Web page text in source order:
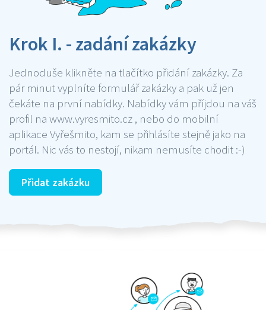
Krok I. - zadání zakázky
Jednoduše klikněte na tlačítko přidání zakázky. Za
pár minut vyplníte formulář zakázky a pak už jen
čekáte na první nabídky. Nabídky vám příjdou na váš
profil na www.vyresmito.cz , nebo do mobilní
aplikace Vyřešmito, kam se přihlásíte stejně jako na
portál. Nic vás to nestojí, nikam nemusíte chodit :-)
Přidat zakázku